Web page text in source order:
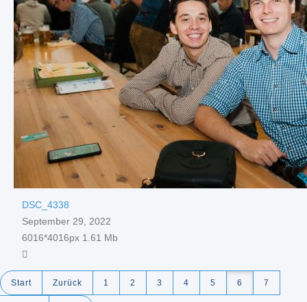
DSC_4338
September 29, 2022
6016*4016px 1.61 Mb
Start Zurück 1 2 3 4 5 6 7